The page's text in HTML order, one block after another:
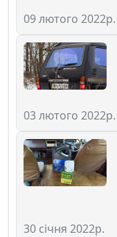
09 лютого 2022р.
03 лютого 2022р.
30 січня 2022р.